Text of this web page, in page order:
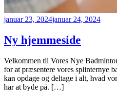
januar 23, 2024januar 24, 2024
Ny hjemmeside
Velkommen til Vores Nye
for at præsentere vores splinternye
kan opdage og deltage i alt, hvad
har at byde på. […]